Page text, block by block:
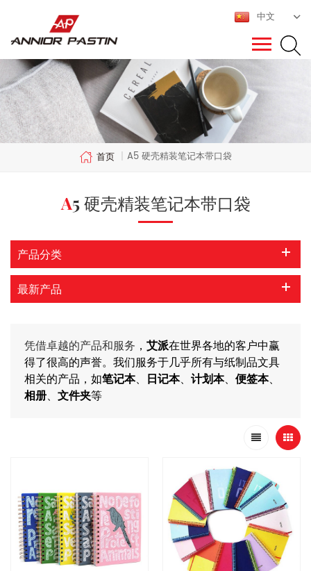
中文
首页 | A5 硬壳精装笔记本带口袋
A5 硬壳精装笔记本带口袋
产品分类
最新产品
凭借卓越的产品和服务 ， 艾派在世界各地的客户中赢
得了很高的声誉。我们服务于几乎所有与纸制品文具
相关的产品，如笔记本、 日记本、 计划本、 便签本、
相册
文件夹等